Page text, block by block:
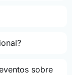
sobre